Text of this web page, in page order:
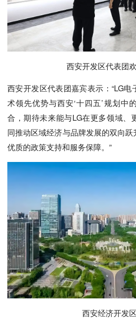
西安开发区代表团
西安开发区代表团嘉宾表示：“LG
术领先优势与西安‘十四五’规划中
合，期待未来能与LG在更多领域、
同推动区域经济与品牌发展的双向
优质的政策支持和服务保障。”
西安经济开发区